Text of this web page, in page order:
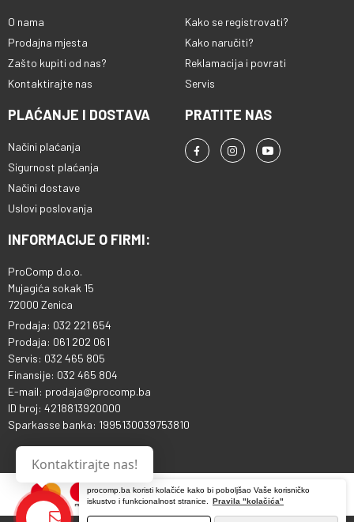
procomp.ba koristi kolačiće kako bi poboljšao Vaše korisničko
iskustvo i funkcionalnost stranice.
Pravila "kolačića"
O nama
Prodajna mjesta
Zašto kupiti od nas?
Kontaktirajte nas
Kako se registrovati?
Kako naručiti?
Reklamacija i povrati
Servis
PLAĆANJE I DOSTAVA
Načini plaćanja
Sigurnost plaćanja
Načini dostave
Uslovi poslovanja
PRATITE NAS
INFORMACIJE O FIRMI:
ProComp d.o.o.
Mujagića sokak 15
72000 Zenica
Prodaja: 032 221 654
Prodaja: 061 202 061
Servis: 032 465 805
Finansije: 032 465 804
E-mail: prodaja@procomp.ba
ID broj: 4218813920000
Sparkasse banka: 1995130039753810
Kontaktirajte nas!